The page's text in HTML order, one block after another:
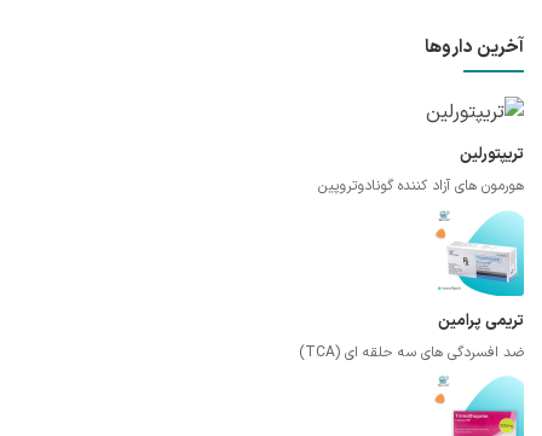
آخرین داروها
تریپتورلین
هورمون های آزاد کننده گونادوتروپین
تریمی پرامین
ضد افسردگی های سه حلقه ای (TCA)